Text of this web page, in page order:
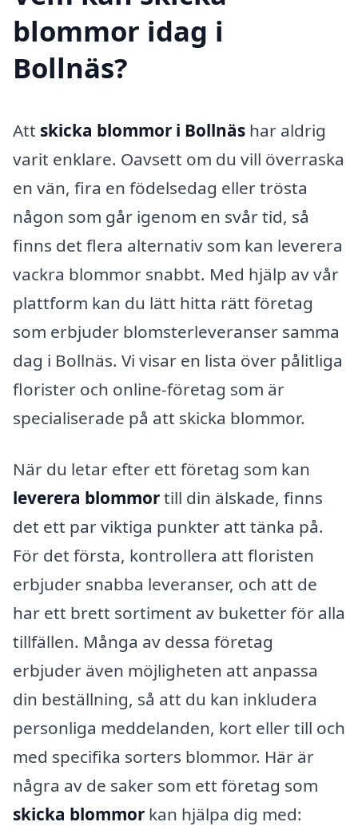
blommor idag i
Bollnäs?
Att skicka blommor i Bollnäs har aldrig
varit enklare. Oavsett om du vill överraska
en vän, fira en födelsedag eller trösta
någon som går igenom en svår tid, så
finns det flera alternativ som kan leverera
vackra blommor snabbt. Med hjälp av vår
plattform kan du lätt hitta rätt företag
som erbjuder blomsterleveranser samma
dag i Bollnäs. Vi visar en lista över pålitliga
florister och online-företag som är
specialiserade på att skicka blommor.
När du letar efter ett företag som kan
leverera blommortill din älskade, finns
det ett par viktiga punkter att tänka på.
För det första, kontrollera att floristen
erbjuder snabba leveranser, och att de
har ett brett sortiment av buketter för alla
tillfällen. Många av dessa företag
erbjuder även möjligheten att anpassa
din beställning, så att du kan inkludera
personliga meddelanden, kort eller till och
med specifika sorters blommor. Här är
några av de saker som ett företag som
skicka blommor kan hjälpa dig med: